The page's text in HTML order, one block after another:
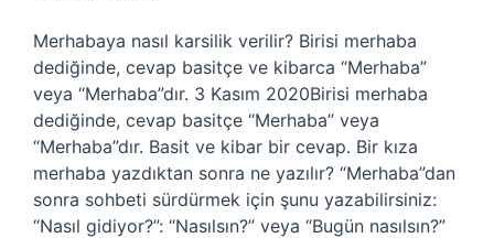
Merhabaya nasıl karsilik verilir? Birisi merhaba
dediğinde, cevap basitçe ve kibarca “Merhaba”
veya “Merhaba”dır. 3 Kasım 2020Birisi merhaba
dediğinde, cevap basitçe “Merhaba” veya
“Merhaba”dır. Basit ve kibar bir cevap. Bir kıza
merhaba yazdıktan sonra ne yazılır? “Merhaba”dan
sonra sohbeti sürdürmek için şunu yazabilirsiniz:
“Nasıl gidiyor?”: “Nasılsın?” veya “Bugün nasılsın?”